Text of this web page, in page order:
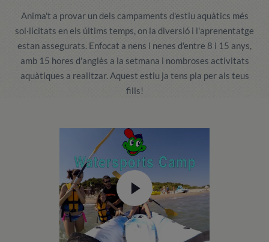
Anima't a provar un dels campaments d'estiu aquàtics més
sol·licitats en els últims temps, on la diversió i l'aprenentatge
estan assegurats. Enfocat a nens i nenes d'entre 8 i 15 anys,
amb 15 hores d'anglès a la setmana i nombroses activitats
aquàtiques a realitzar. Aquest estiu ja tens pla per als teus
fills!